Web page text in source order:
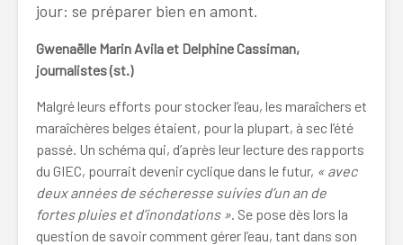
jour: se préparer bien en amont.
Gwenaëlle Marin Avila et Delphine Cassiman,
journalistes (st.)
Malgré leurs efforts pour stocker l’eau, les maraîchers et
maraîchères belges étaient, pour la plupart, à sec l’été
passé. Un schéma qui, d’après leur lecture des rapports
du GIEC, pourrait devenir cyclique dans le futur, « avec
deux années de sécheresse suivies d’un an de
fortes pluies et d’inondations ». Se pose dès lors la
question de savoir comment gérer l’eau, tant dans son